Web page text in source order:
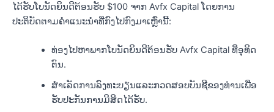
ໄດ້ຮັບໂບນັດຍິນດີຕ້ອນຮັບ $100 ຈາກ Avfx Capital ໂດຍການ
ປະຕິບັດຕາມຄໍາແນະນໍາທີ່ກົງໄປກົງມາເຫຼົ່ານີ້:
ທ່ອງໄປຫາພາກໂບນັດຍິນດີຕ້ອນຮັບ Avfx Capital ທີ່ອຸທິດ
ຕົນ.
ສໍາເລັດການລົງທະບຽນແລະກວດສອບບັນຊີຂອງທ່ານເພື່ອ
ຮັບປະກັນການມີສິດໄດ້ຮັບ.